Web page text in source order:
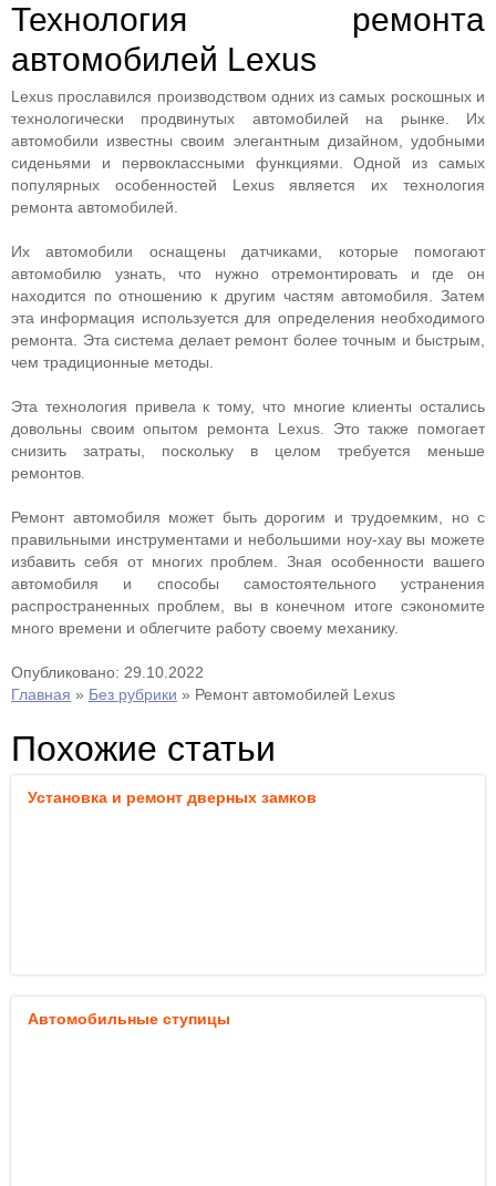
Технология ремонта
автомобилей Lexus
Lexus прославился производством одних из самых роскошных и
технологически продвинутых автомобилей на рынке. Их
автомобили известны своим элегантным дизайном, удобными
сиденьями и первоклассными функциями. Одной из самых
популярных особенностей Lexus является их технология
ремонта автомобилей.
Их автомобили оснащены датчиками, которые помогают
автомобилю узнать, что нужно отремонтировать и где он
находится по отношению к другим частям автомобиля. Затем
эта информация используется для определения необходимого
ремонта. Эта система делает ремонт более точным и быстрым,
чем традиционные методы.
Эта технология привела к тому, что многие клиенты остались
довольны своим опытом ремонта Lexus. Это также помогает
снизить затраты, поскольку в целом требуется меньше
ремонтов.
Ремонт автомобиля может быть дорогим и трудоемким, но с
правильными инструментами и небольшими ноу-хау вы можете
избавить себя от многих проблем. Зная особенности вашего
автомобиля и способы самостоятельного устранения
распространенных проблем, вы в конечном итоге сэкономите
много времени и облегчите работу своему механику.
Опубликовано: 29.10.2022
Главная » Без рубрики » Ремонт автомобилей Lexus
Похожие статьи
Установка и ремонт дверных замков
Автомобильные ступицы